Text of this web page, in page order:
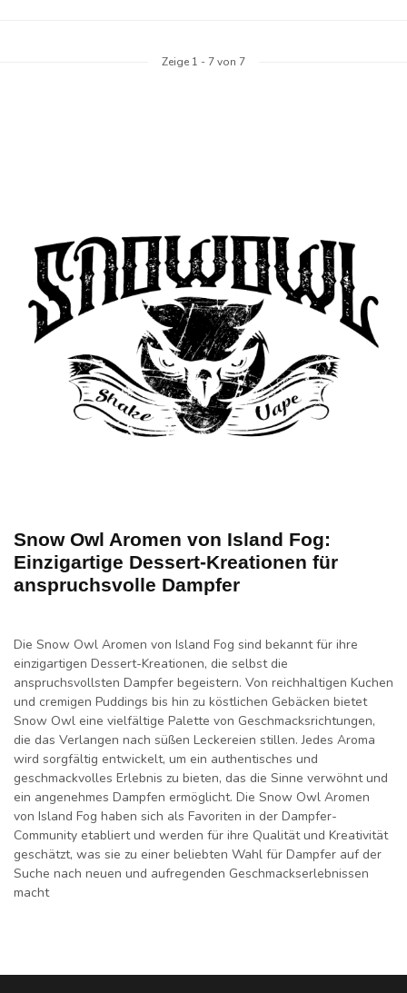
Zeige 1 -7von 7
Snow Owl Aromen von Island Fog:
Einzigartige Dessert-Kreationen für
anspruchsvolle Dampfer
Die Snow Owl Aromen von Island Fog sind bekannt für ihre
einzigartigen Dessert-Kreationen, die selbst die
anspruchsvollsten Dampfer begeistern. Von reichhaltigen Kuchen
und cremigen Puddings bis hin zu köstlichen Gebäcken bietet
Snow Owl eine vielfältige Palette von Geschmacksrichtungen,
die das Verlangen nach süßen Leckereien stillen. Jedes Aroma
wird sorgfältig entwickelt, um ein authentisches und
geschmackvolles Erlebnis zu bieten, das die Sinne verwöhnt und
ein angenehmes Dampfen ermöglicht. Die Snow Owl Aromen
von Island Fog haben sich als Favoriten in der Dampfer-
Community etabliert und werden für ihre Qualität und Kreativität
geschätzt, was sie zu einer beliebten Wahl für Dampfer auf der
Suche nach neuen und aufregenden Geschmackserlebnissen
macht